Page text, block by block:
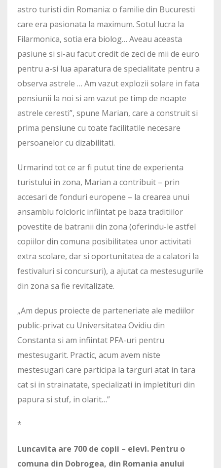
astro turisti din Romania: o familie din Bucuresti
care era pasionata la maximum. Sotul lucra la
Filarmonica, sotia era biolog… Aveau aceasta
pasiune si si-au facut credit de zeci de mii de euro
pentru a-si lua aparatura de specialitate pentru a
observa astrele … Am vazut explozii solare in fata
pensiunii la noi si am vazut pe timp de noapte
astrele ceresti”, spune Marian, care a construit si
prima pensiune cu toate facilitatile necesare
persoanelor cu dizabilitati.
Urmarind tot ce ar fi putut tine de experienta
turistului in zona, Marian a contribuit – prin
accesari de fonduri europene – la crearea unui
ansamblu folcloric infiintat pe baza traditiilor
povestite de batranii din zona (oferindu-le astfel
copiilor din comuna posibilitatea unor activitati
extra scolare, dar si oportunitatea de a calatori la
festivaluri si concursuri), a ajutat ca mestesugurile
din zona sa fie revitalizate.
„Am depus proiecte de parteneriate ale mediilor
public-privat cu Universitatea Ovidiu din
Constanta si am infiintat PFA-uri pentru
mestesugarit. Practic, acum avem niste
mestesugari care participa la targuri atat in tara
cat si in strainatate, specializati in impletituri din
papura si stuf, in olarit…”
*
Luncavita are 700 de copii – elevi. Pentru o
comuna din Dobrogea, din Romania anului